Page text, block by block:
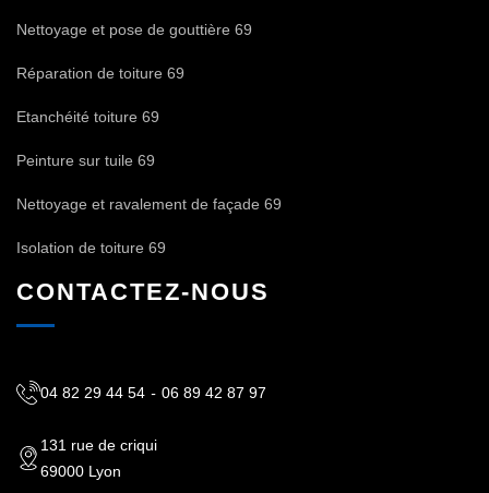
Nettoyage et pose de gouttière 69
Réparation de toiture 69
Etanchéité toiture 69
Peinture sur tuile 69
Nettoyage et ravalement de façade 69
Isolation de toiture 69
CONTACTEZ-NOUS
04 82 29 44 54 - 06 89 42 87 97
131 rue de criqui
69000 Lyon